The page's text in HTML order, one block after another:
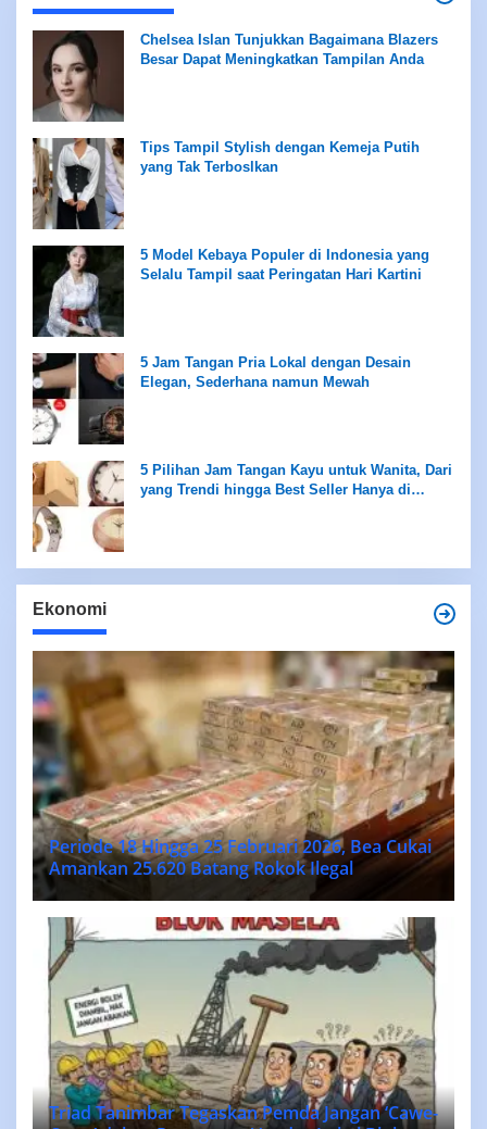
Chelsea Islan Tunjukkan Bagaimana Blazers
Besar Dapat Meningkatkan Tampilan Anda
Tips Tampil Stylish dengan Kemeja Putih
yang Tak Terboslkan
5 Model Kebaya Populer di Indonesia yang
Selalu Tampil saat Peringatan Hari Kartini
5 Jam Tangan Pria Lokal dengan Desain
Elegan, Sederhana namun Mewah
5 Pilihan Jam Tangan Kayu untuk Wanita, Dari
yang Trendi hingga Best Seller Hanya di
Ekonomi
Periode 18 Hingga 25 Februari 2026, Bea Cukai
Amankan 25.620 Batang Rokok Ilegal
Triad Tanimbar Tegaskan Pemda Jangan ‘Cawe-